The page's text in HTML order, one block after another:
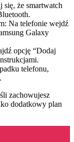
się, że smartwatch
Na telefonie wejdź
Galaxy
opcję “Dodaj
telefonu,
zachowujesz
dodatkowy plan